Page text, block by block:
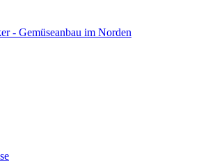
- Gemüseanbau im Norden